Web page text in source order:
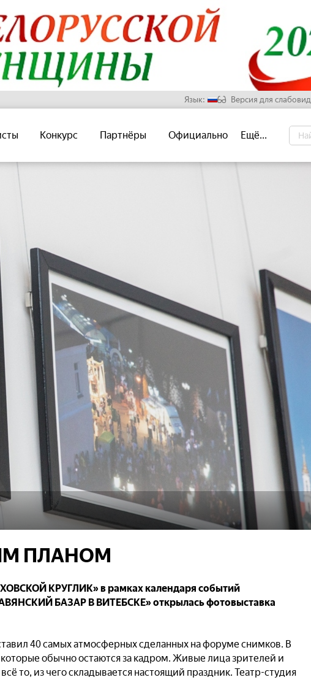
Язык: Версия для
Конкурс Партнёры Официально Ещё...
ПЛАНОМ
КРУГЛИК» в рамках календаря событий
БАЗАР В ВИТЕБСКЕ» открылась фотовыставка
40 самых атмосферных сделанных на форуме снимков. В
обычно остаются за кадром. Живые лица зрителей и
то, из чего складывается настоящий праздник. Театр-студия